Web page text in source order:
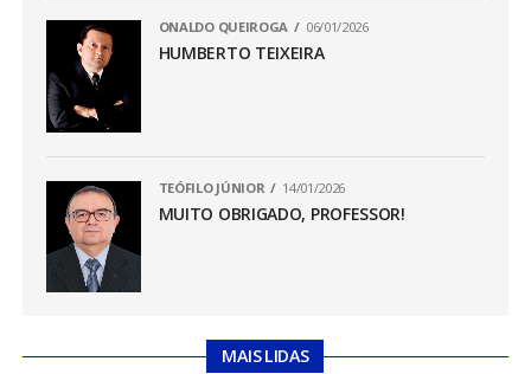
ONALDO QUEIROGA 06/01/2026
HUMBERTO TEIXEIRA
TEÓFILO JÚNIOR 14/01/2026
MUITO OBRIGADO, PROFESSOR!
MAIS LIDAS